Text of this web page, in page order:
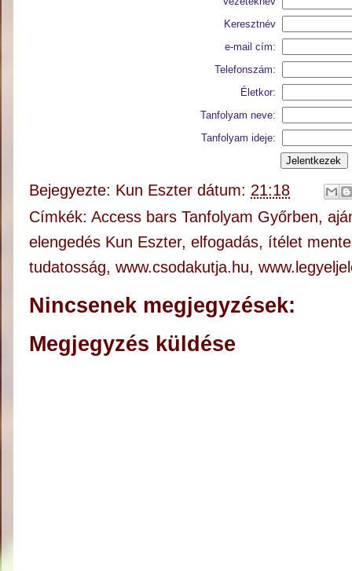
Keresztnév
e-mail cím:
Telefonszám:
Életkor:
Tanfolyam neve:
Tanfolyam ideje:
Bejegyezte: Kun Eszter dátum: 21:18
Címkék:Access bars Tanfolyam Győrben,
elengedés Kun Eszter,elfogadás, ítélet
tudatosság,www.csodakutja.hu,
Nincsenek megjegyzések:
Megjegyzés küldése